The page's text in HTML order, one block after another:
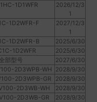
1D1WFR
2026/12/3
1
1D2WFR-F
2027/12/3
1
1D2WFR-B
2025/6/30
1D2WFR
2025/6/30
全部型号
2027/6/30
2D3WPB-WH 2028/9/30
2D3WPB-GR
2028/9/30
2D3WB-WH
2028/9/30
2D3WB-GR
2028/9/30